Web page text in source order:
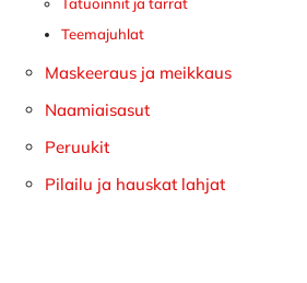
Tatuoinnit ja tarrat
Teemajuhlat
Maskeeraus ja meikkaus
Naamiaisasut
Peruukit
Pilailu ja hauskat lahjat